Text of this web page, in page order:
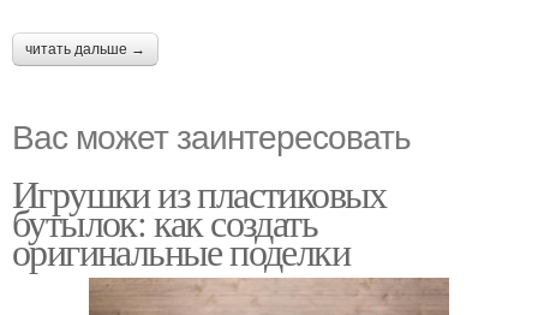
читать дальше →
Вас может заинтересовать
Игрушки из пластиковых
бутылок: как создать
оригинальные поделки